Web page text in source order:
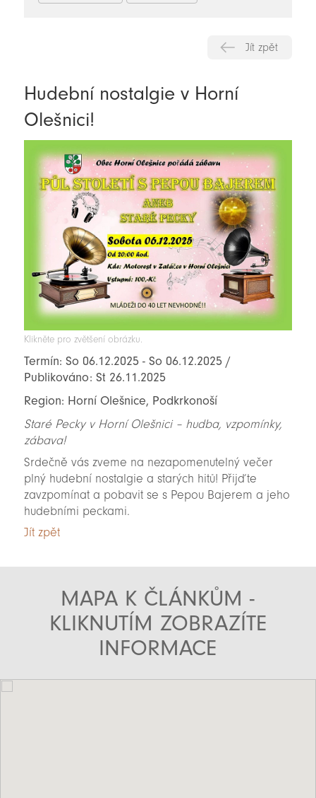
Jít zpět
Hudební nostalgie v Horní
Olešnici!
Klikněte pro zvětšení obrázku.
Termín: So 06.12.2025 - So 06.12.2025 /
Publikováno: St 26.11.2025
Region: Horní Olešnice, Podkrkonoší
Staré Pecky v Horní Olešnici – hudba, vzpomínky,
zábava!
Srdečně vás zveme na nezapomenutelný večer
plný hudební nostalgie a starých hitů! Přijďte
zavzpomínat a pobavit se s Pepou Bajerem a jeho
hudebními peckami.
Jít zpět
MAPA K ČLÁNKŮM -
KLIKNUTÍM ZOBRAZÍTE
INFORMACE